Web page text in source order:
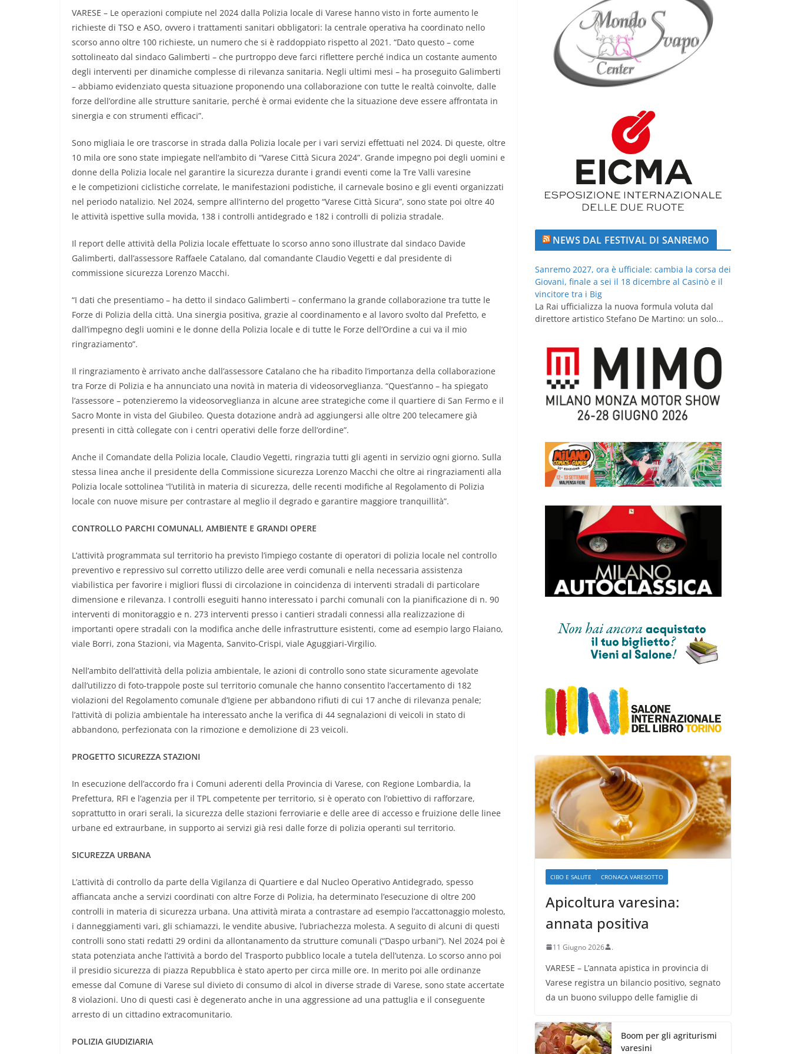
VARESE – Le operazioni compiute nel 2024 dalla Polizia locale di Varese hanno visto in forte aumento le
richieste di TSO e ASO, ovvero i trattamenti sanitari obbligatori: la centrale operativa ha coordinato nello
scorso anno oltre 100 richieste, un numero che si è raddoppiato rispetto al 2021. “Dato questo – come
sottolineato dal sindaco Galimberti – che purtroppo deve farci riflettere perché indica un costante aumento
degli interventi per dinamiche complesse di rilevanza sanitaria. Negli ultimi mesi – ha proseguito Galimberti
– abbiamo evidenziato questa situazione proponendo una collaborazione con tutte le realtà coinvolte, dalle
forze dell’ordine alle strutture sanitarie, perché è ormai evidente che la situazione deve essere affrontata in
sinergia e con strumenti efficaci”.
Sono migliaia le ore trascorse in strada dalla Polizia locale per i vari servizi effettuati nel 2024. Di queste, oltre
10 mila ore sono state impiegate nell’ambito di “Varese Città Sicura 2024”. Grande impegno poi degli uomini e
donne della Polizia locale nel garantire la sicurezza durante i grandi eventi come la Tre Valli varesine
e le competizioni ciclistiche correlate, le manifestazioni podistiche, il carnevale bosino e gli eventi organizzati
nel periodo natalizio. Nel 2024, sempre all’interno del progetto “Varese Città Sicura”, sono state poi oltre 40
le attività ispettive sulla movida, 138 i controlli antidegrado e 182 i controlli di polizia stradale.
Il report delle attività della Polizia locale effettuate lo scorso anno sono illustrate dal sindaco Davide
Galimberti, dall’assessore Raffaele Catalano, dal comandante Claudio Vegetti e dal presidente di
commissione sicurezza Lorenzo Macchi.
“I dati che presentiamo – ha detto il sindaco Galimberti – confermano la grande collaborazione tra tutte le
Forze di Polizia della città. Una sinergia positiva, grazie al coordinamento e al lavoro svolto dal Prefetto, e
dall’impegno degli uomini e le donne della Polizia locale e di tutte le Forze dell’Ordine a cui va il mio
ringraziamento”.
Il ringraziamento è arrivato anche dall’assessore Catalano che ha ribadito l’importanza della collaborazione
tra Forze di Polizia e ha annunciato una novità in materia di videosorveglianza. “Quest’anno – ha spiegato
l’assessore – potenzieremo la videosorveglianza in alcune aree strategiche come il quartiere di San Fermo e il
Sacro Monte in vista del Giubileo. Questa dotazione andrà ad aggiungersi alle oltre 200 telecamere già
presenti in città collegate con i centri operativi delle forze dell’ordine”.
Anche il Comandate della Polizia locale, Claudio Vegetti, ringrazia tutti gli agenti in servizio ogni giorno. Sulla
stessa linea anche il presidente della Commissione sicurezza Lorenzo Macchi che oltre ai ringraziamenti alla
Polizia locale sottolinea “l’utilità in materia di sicurezza, delle recenti modifiche al Regolamento di Polizia
locale con nuove misure per contrastare al meglio il degrado e garantire maggiore tranquillità”.
CONTROLLO PARCHI COMUNALI, AMBIENTE E GRANDI OPERE
L’attività programmata sul territorio ha previsto l’impiego costante di operatori di polizia locale nel controllo
preventivo e repressivo sul corretto utilizzo delle aree verdi comunali e nella necessaria assistenza
viabilistica per favorire i migliori flussi di circolazione in coincidenza di interventi stradali di particolare
dimensione e rilevanza. I controlli eseguiti hanno interessato i parchi comunali con la pianificazione di n. 90
interventi di monitoraggio e n. 273 interventi presso i cantieri stradali connessi alla realizzazione di
importanti opere stradali con la modifica anche delle infrastrutture esistenti, come ad esempio largo Flaiano,
viale Borri, zona Stazioni, via Magenta, Sanvito-Crispi, viale Aguggiari-Virgilio.
Nell’ambito dell’attività della polizia ambientale, le azioni di controllo sono state sicuramente agevolate
dall’utilizzo di foto-trappole poste sul territorio comunale che hanno consentito l’accertamento di 182
violazioni del Regolamento comunale d’Igiene per abbandono rifiuti di cui 17 anche di rilevanza penale;
l’attività di polizia ambientale ha interessato anche la verifica di 44 segnalazioni di veicoli in stato di
abbandono, perfezionata con la rimozione e demolizione di 23 veicoli.
PROGETTO SICUREZZA STAZIONI
In esecuzione dell’accordo fra i Comuni aderenti della Provincia di Varese, con Regione Lombardia, la
Prefettura, RFI e l’agenzia per il TPL competente per territorio, si è operato con l’obiettivo di rafforzare,
soprattutto in orari serali, la sicurezza delle stazioni ferroviarie e delle aree di accesso e fruizione delle linee
urbane ed extraurbane, in supporto ai servizi già resi dalle forze di polizia operanti sul territorio.
SICUREZZA URBANA
L’attività di controllo da parte della Vigilanza di Quartiere e dal Nucleo Operativo Antidegrado, spesso
affiancata anche a servizi coordinati con altre Forze di Polizia, ha determinato l’esecuzione di oltre 200
controlli in materia di sicurezza urbana. Una attività mirata a contrastare ad esempio l’accattonaggio molesto,
i danneggiamenti vari, gli schiamazzi, le vendite abusive, l’ubriachezza molesta. A seguito di alcuni di questi
controlli sono stati redatti 29 ordini da allontanamento da strutture comunali (“Daspo urbani”). Nel 2024 poi è
stata potenziata anche l’attività a bordo del Trasporto pubblico locale a tutela dell’utenza. Lo scorso anno poi
il presidio sicurezza di piazza Repubblica è stato aperto per circa mille ore. In merito poi alle ordinanze
emesse dal Comune di Varese sul divieto di consumo di alcol in diverse strade di Varese, sono state accertate
8 violazioni. Uno di questi casi è degenerato anche in una aggressione ad una pattuglia e il conseguente
arresto di un cittadino extracomunitario.
POLIZIA GIUDIZIARIA
NEWS DAL FESTIVAL DI SANREMO
Sanremo 2027, ora è ufficiale: cambia la corsa dei
Giovani, finale a sei il 18 dicembre al Casinò e il
vincitore tra i Big
La Rai ufficializza la nuova formula voluta dal
direttore artistico Stefano De Martino: un solo...
CIBO E SALUTE CRONACA VARESOTTO
Apicoltura varesina:
annata positiva
11 Giugno 2026 .
VARESE – L’annata apistica in provincia di
Varese registra un bilancio positivo, segnato
da un buono sviluppo delle famiglie di
Boom per gli agriturismi
varesini